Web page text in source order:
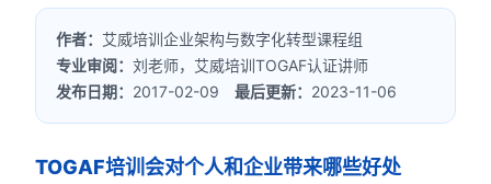
作者： 艾威培训企业架构与数字化转型课程组
专业审阅：刘老师，艾威培训TOGAF认证讲师
发布日期： 2017-02-09最后更新： 2023-11-06
TOGAF培训会对个人和企业带来哪些好处